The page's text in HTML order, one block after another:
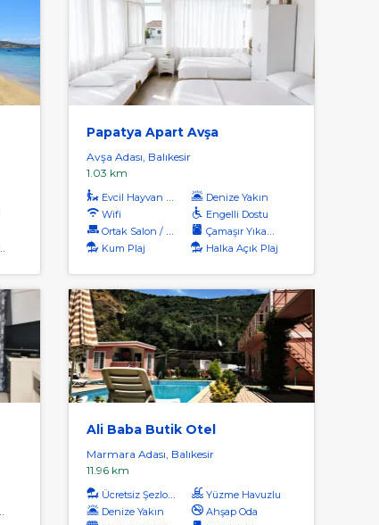
Papatya Apart Avşa
Avşa Adası, Balıkesir
1.03 km
Evcil Hayvan Kabul
Denize Yakın
Wifi
Engelli Dostu
Ortak Salon / Tv Alanı
Çamaşır Yıkama
Kum Plaj
Halka Açık Plaj
Ali Baba Butik Otel
Marmara Adası, Balıkesir
11.96 km
Ücretsiz Şezlong
Yüzme Havuzlu
Denize Yakın
Ahşap Oda